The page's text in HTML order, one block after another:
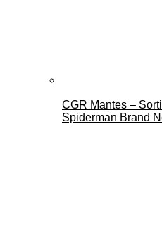
CGR Mantes –
Spiderman Brand